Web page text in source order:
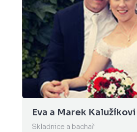
a Marek Kalužíkovi
a bachař